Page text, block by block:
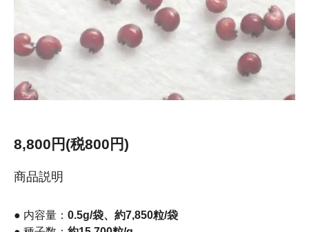
8,800円(税800円)
商品説明
● 内容量： 0.5g/袋、約7,850粒/袋